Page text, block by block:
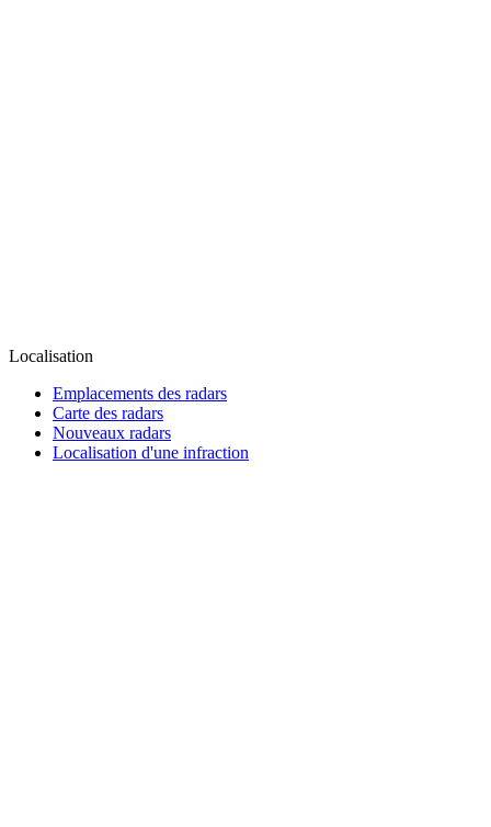
Localisation
Emplacements des radars
Carte des radars
Nouveaux radars
Localisation d'une infraction